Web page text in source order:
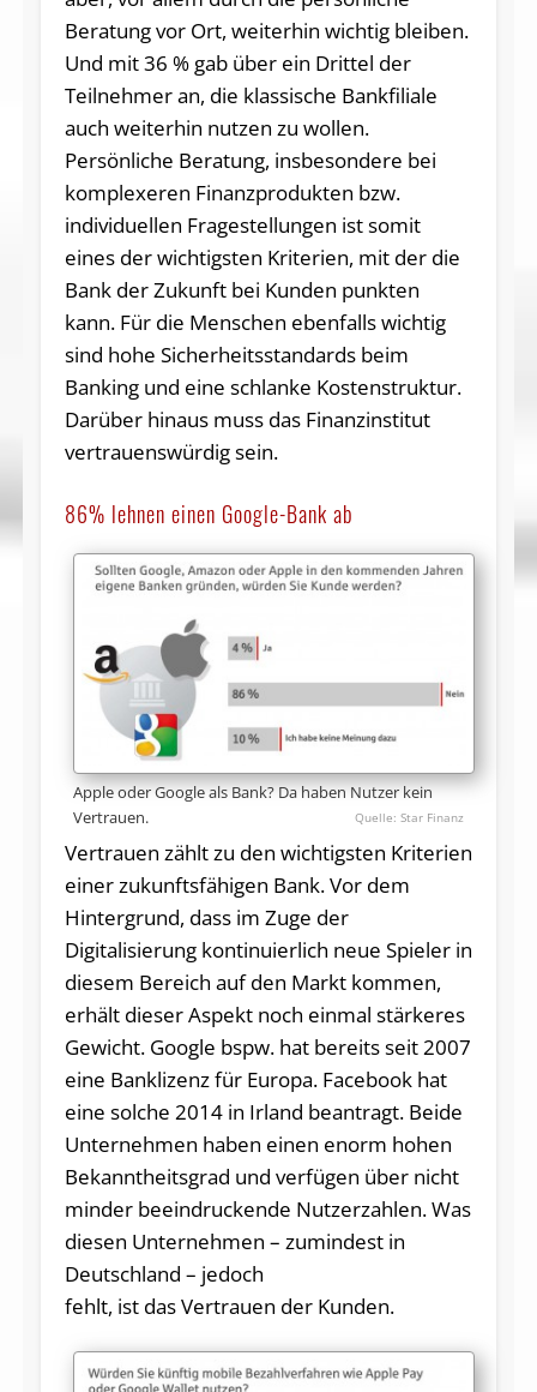
Beratung vor Ort, weiterhin wichtig bleiben.
Und mit 36 % gab über ein Drittel der
Teilnehmer an, die klassische Bankfiliale
auch weiterhin nutzen zu wollen.
Persönliche Beratung, insbesondere bei
komplexeren Finanzprodukten bzw.
individuellen Fragestellungen ist somit
eines der wichtigsten Kriterien, mit der die
Bank der Zukunft bei Kunden punkten
kann. Für die Menschen ebenfalls wichtig
sind hohe Sicherheitsstandards beim
Banking und eine schlanke Kostenstruktur.
Darüber hinaus muss das Finanzinstitut
vertrauenswürdig sein.
86% lehnen einen Google-Bank ab
Apple oder Google als Bank? Da haben Nutzer kein
Vertrauen.
Star Finanz
Vertrauen zählt zu den wichtigsten Kriterien
einer zukunftsfähigen Bank. Vor dem
Hintergrund, dass im Zuge der
Digitalisierung kontinuierlich neue Spieler in
diesem Bereich auf den Markt kommen,
erhält dieser Aspekt noch einmal stärkeres
Gewicht. Google bspw. hat bereits seit 2007
eine Banklizenz für Europa. Facebook hat
eine solche 2014 in Irland beantragt. Beide
Unternehmen haben einen enorm hohen
Bekanntheitsgrad und verfügen über nicht
minder beeindruckende Nutzerzahlen. Was
diesen Unternehmen – zumindest in
Deutschland – jedoch
fehlt, ist das Vertrauen der Kunden.